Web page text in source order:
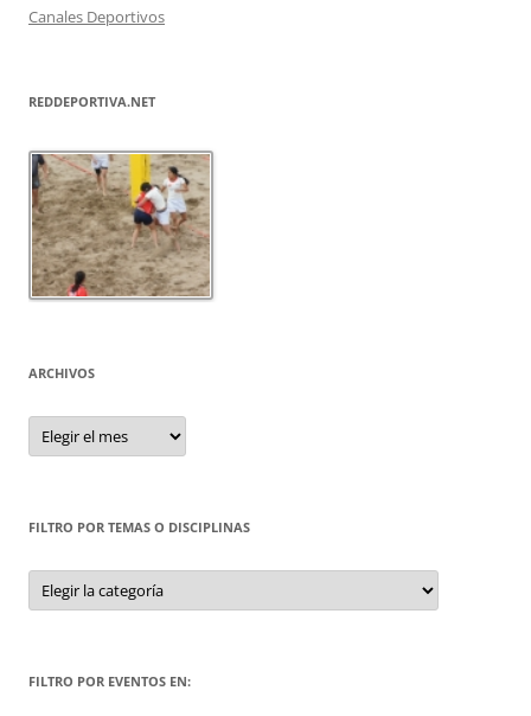
Canales Deportivos
REDDEPORTIVA.NET
ARCHIVOS
Archivos
FILTRO POR TEMAS O DISCIPLINAS
Filtro
por
Temas
FILTRO POR EVENTOS EN: